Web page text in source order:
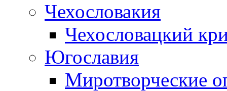
Чехословакия
Чехословацкий
Югославия
Миротворческие